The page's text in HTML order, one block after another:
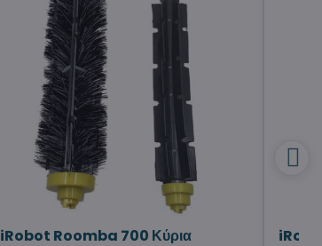
iRobot Roomba 700 Κύρια